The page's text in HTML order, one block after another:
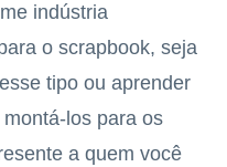
indústria
o scrapbook, seja
tipo ou aprender
los para os
a quem você